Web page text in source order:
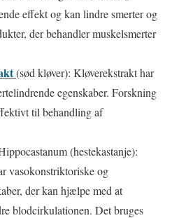
effekt og kan lindre smerter og
der behandler muskelsmerter
(sød kløver): Kløverekstrakt har
egenskaber. Forskning
til behandling af
(hestekastanje):
vasokonstriktoriske og
der kan hjælpe med at
blodcirkulationen. Det bruges